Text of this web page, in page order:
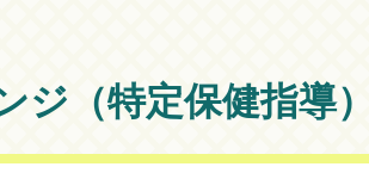
ジ（特定保健指導